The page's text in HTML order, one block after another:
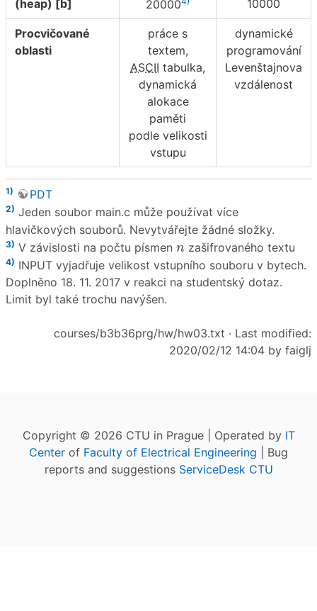
(heap) [b]
20000
10000
Procvičované
oblasti
práce s
textem,
ASCII tabulka,
dynamická
alokace
paměti
podle velikosti
vstupu
dynamické
programování
Levenštajnova
vzdálenost
1) PDT
2) Jeden soubor main.c může používat více
hlavičkových souborů. Nevytvářejte žádné složky.
3) V závislosti na počtu písmen n
n zašifrovaného textu
4) INPUT vyjadřuje velikost vstupního souboru v bytech.
Doplněno 18. 11. 2017 v reakci na studentský dotaz.
Limit byl také trochu navýšen.
courses/b3b36prg/hw/hw03.txt · Last modified:
2020/02/12 14:04 by faiglj
Copyright © 2026 CTU in Prague | Operated by IT
Center of Faculty of Electrical Engineering | Bug
reports and suggestions ServiceDesk CTU